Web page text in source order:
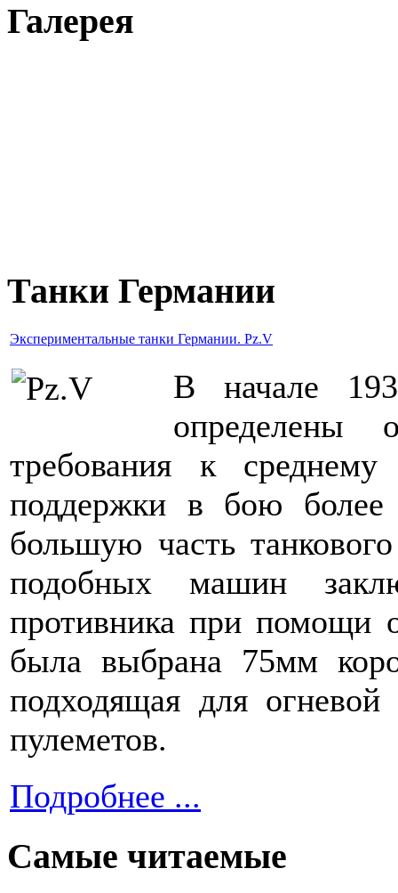
Галерея
Танки Германии
Экспериментальные танки Германии. Pz.V
В начале
определены
требования к среднему
поддержки в бою
большую часть
подобных машин
противника при помощи
была выбрана 75мм
подходящая для
пулеметов.
Подробнее ...
Самые читаемые